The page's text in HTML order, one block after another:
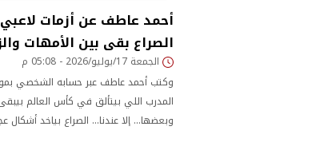
أحمد عاطف عن أزمات
الصراع بقى بين الأمهات
الجمعة 17/يوليو/2026 - 05:08 م
وكتب أحمد عاطف عبر حسابه الشخصي
المدرب اللي بيتألق في كأس العالم
وبعضها… إلا عندنا… الصراع بياخد أشكال